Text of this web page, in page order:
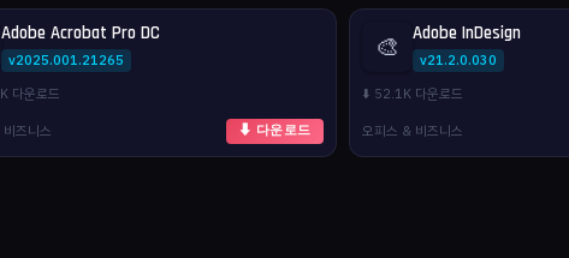
Adobe Acrobat Pro DC
v2025.001.21265
다운로드
즈니스
⬇ 다운로드
🎨 Adobe InDesign
v21.2.0.030
⬇️ 52.1K 다운로드
오피스 & 비즈니스